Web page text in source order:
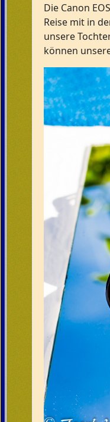
Die Canon
Reise mit in
unsere
können